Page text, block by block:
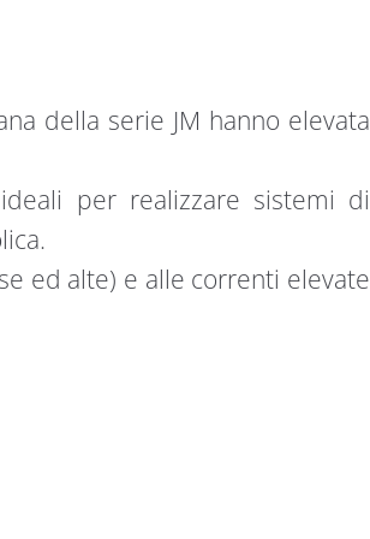
della serie JM hanno elevata
per realizzare sistemi di
ed alte) e alle correnti elevate